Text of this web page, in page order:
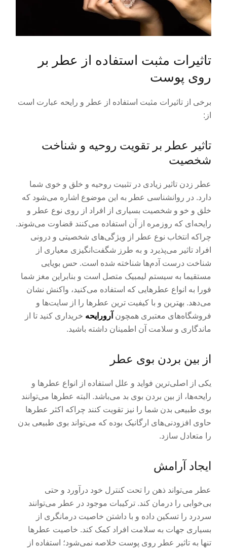
تاثیرات مثبت استفاده از عطر بر
روی پوست
برخی از تاثیرات مثبت استفاده از عطر و رایحه عبارت است
از:
تاثیر عطر بر تقویت روحیه و شناخت
شخصیت
عطر زدن تاثیر زیادی در تثبیت روحیه و خلق و خوی شما
دارد. در روانشناسی عطر به این موضوع اشاره می‌شود که
خلق و خو و شخصیت بسیاری از افراد از روی نوع عطر و
رایحه‌ای که روزمره از آن استفاده می‌کنند قضاوت می‌شوند.
چراکه انتخاب نوع عطر از ویژگی‌های شخصیتی و درونی
افراد تاثیر می‌پذیرد و به طرز شگفت‌انگیزی معیاری از
شناخت درست آدم‌ها شناخته شده است. حس بویایی
مستقیما به سیستم لیمبیک متصل است و بنابراین مغز شما
فورا به انواع عطرهایی که استفاده می‌کنید، واکنش نشان
می‌دهد. بهترین و با کیفیت ترین عطرها را از سایت‌ها و
فروشگاه‌های معتبری همچون آرورایحه خریداری کنید تا از
ماندگاری و سلامت آن اطمینان داشته باشید.
از بین بردن بوی عطر
یکی از اصلی‌ترین فواید و علل استفاده از انواع عطرها و
رایحه‌ها، از بین بردن بوی بد می‌باشد. البته عطرها می‌توانند
بوی طبیعی بدن شما را نیز تقویت کنند چراکه اکثر عطرها
حاوی افزودنی‌های ارگانیک بوده که می‌تواند بوی طبیعی بدن
را متعادل سازد.
ایجاد آرامش
عطر می‌تواند ذهن را تحت کنترل خود درآورد و حتی
بی‌خوابی را درمان کند. ترکیبات موجود در عطر می‌توانند
سردرد را تسکین داده و با داشتن خاصیت درمانگری از
بسیاری جهات به سلامت افراد کمک کند. خاصیت عطرها
تنها به تاثیر عطر روی پوست خلاصه نمی‌شود؛ استفاده از